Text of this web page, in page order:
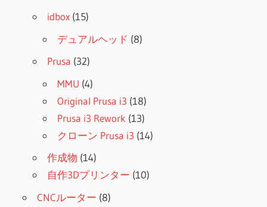
idbox (15)
デュアルヘッド (8)
Prusa (32)
MMU (4)
Original Prusa i3 (18)
Prusa i3 Rework (13)
クローン Prusa i3 (14)
作成物 (14)
自作3Dプリンター (10)
CNCルーター (8)